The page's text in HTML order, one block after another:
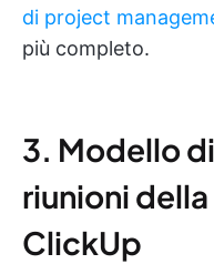
di project
più completo.
3. Modello
riunioni
ClickUp